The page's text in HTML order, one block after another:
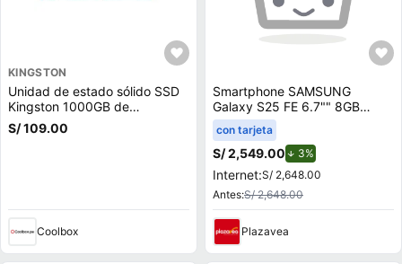
KINGSTON
Unidad de estado sólido SSD
Kingston 1000GB de
capacidad, M.2, NVMe, PCIe
3.0
S/ 109.00
Coolbox
Smartphone SAMSUNG
Galaxy S25 FE 6.7"" 8GB
128GB 50.0 MP + 12.0 MP +
8.0 MP Negro
con tarjeta
S/ 2,549.00 3%
Internet:S/ 2,648.00
Antes:S/ 2,648.00
Plazavea